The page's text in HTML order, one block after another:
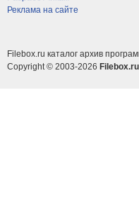
Реклама на сайте
Filebox.ru каталог архив
Copyright © 2003-2026 Filebox.ru